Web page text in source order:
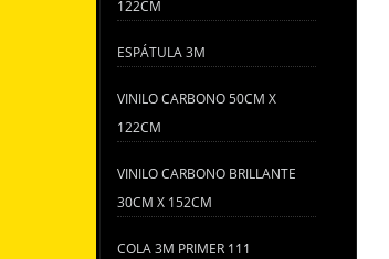
122CM
ESPÁTULA 3M
VINILO CARBONO 50CM X
122CM
VINILO CARBONO BRILLANTE
30CM X 152CM
COLA 3M PRIMER 111